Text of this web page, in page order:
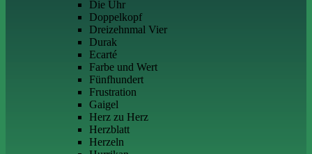
Die Uhr
Doppelkopf
Dreizehnmal Vier
Durak
Ecarté
Farbe und Wert
Fünfhundert
Frustration
Gaigel
Herz zu Herz
Herzblatt
Herzeln